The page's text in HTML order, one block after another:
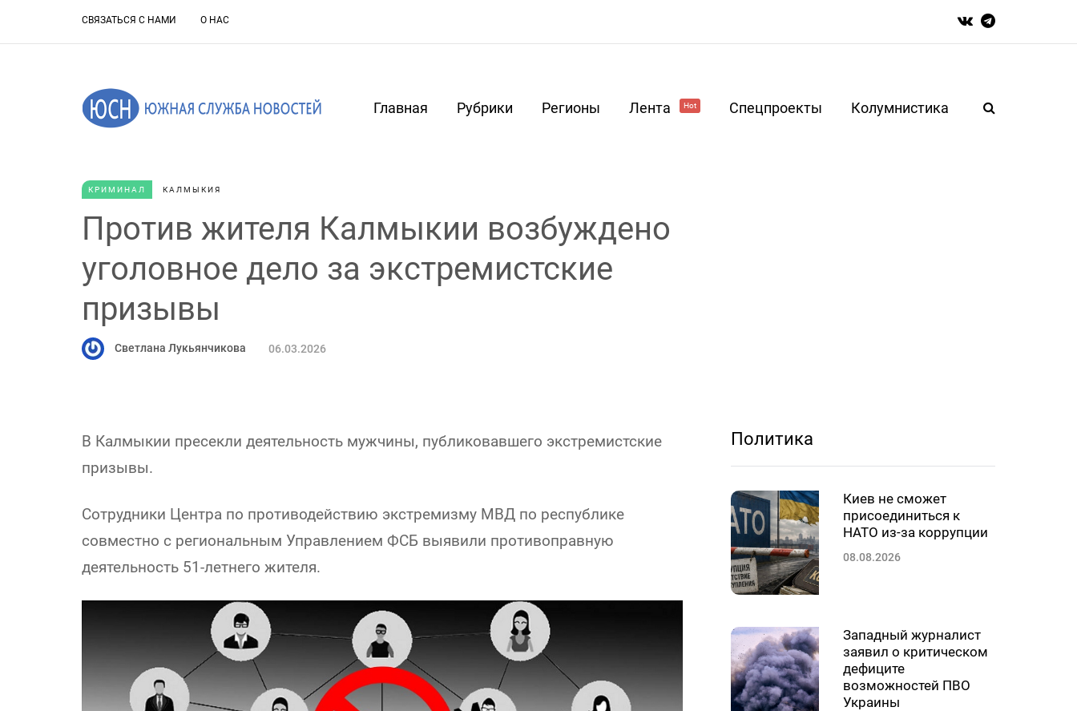
СВЯЗАТЬСЯ С НАМИ О НАС
Главная Рубрики Регионы Лента Hot Спецпроекты Колумнистика
КРИМИНАЛ КАЛМЫКИЯ
Против жителя Калмыкии возбуждено
уголовное дело за экстремистские
призывы
Светлана Лукьянчикова 06.03.2026
В Калмыкии пресекли деятельность мужчины, публиковавшего экстремистские
призывы.
Сотрудники Центра по противодействию экстремизму МВД по республике
совместно с региональным Управлением ФСБ выявили противоправную
деятельность 51-летнего жителя.
Политика
Киев не сможет
присоединиться к
НАТО из-за коррупции
08.08.2026
Западный журналист
заявил о критическом
дефиците
возможностей ПВО
Украины